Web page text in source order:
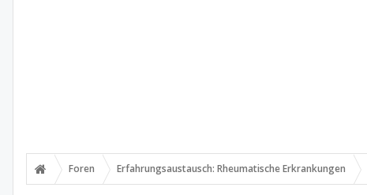
Foren Erfahrungsaustausch: Rheumatische Erkrankungen